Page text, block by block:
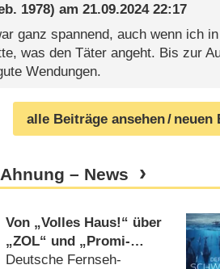
1978) am 21.09.2024 22:17
ganz spannend, auch wenn ich
was den Täter angeht. Bis zur
Wendungen.
alle Beiträge ansehen/ neuen
– News
Von „Volles Haus!“ über
„ZOL“ und „Promi-
Büßen“ bis „Love
Deutsche Fernseh-